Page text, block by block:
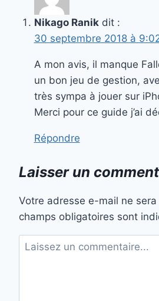
Nikago Ranik dit :
30 septembre 2018 à
A mon avis, il manque
un bon jeu de gestion,
très sympa à jouer sur
Merci pour ce guide j’ai
Répondre
Laisser un
Votre adresse e-mail ne
champs obligatoires sont